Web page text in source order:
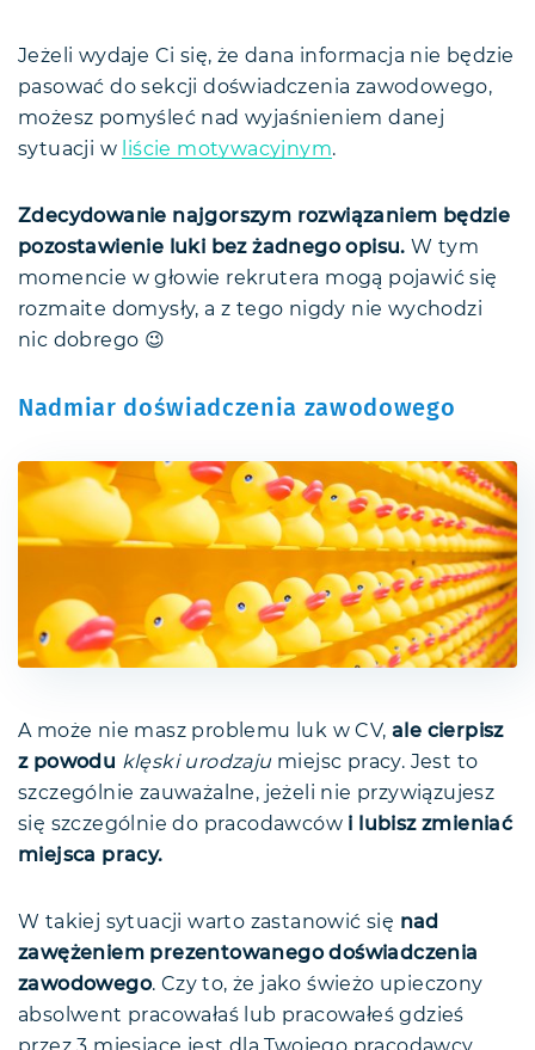
Jeżeli wydaje Ci się, że dana informacja nie będzie
pasować do sekcji doświadczenia zawodowego,
możesz pomyśleć nad wyjaśnieniem danej
sytuacji w
liście motywacyjnym.
Zdecydowanie najgorszym rozwiązaniem będzie
pozostawienie luki bez żadnego opisu. W tym
momencie w głowie rekrutera mogą pojawić się
rozmaite domysły, a z tego nigdy nie wychodzi
nic dobrego 😉
Nadmiar doświadczenia zawodowego
A może nie masz problemu luk w CV, ale cierpisz
z powodu klęski urodzajumiejsc pracy. Jest to
szczególnie zauważalne, jeżeli nie przywiązujesz
się szczególnie do pracodawców i lubisz zmieniać
miejsca pracy.
W takiej sytuacji warto zastanowić się nad
zawężeniem prezentowanego doświadczenia
zawodowego. Czy to, że jako świeżo upieczony
absolwent pracowałaś lub pracowałeś gdzieś
przez 3 miesiące jest dla Twojego pracodawcy